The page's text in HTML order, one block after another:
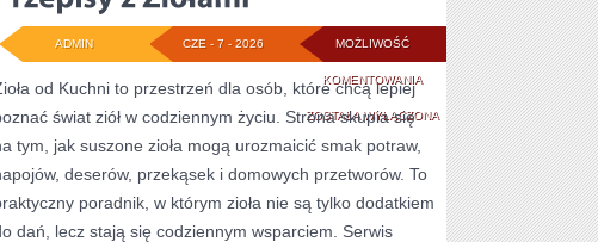
MOŻLIWOŚĆ
KOMENTOWANIAPRZEPISY
Z
ZIOŁAMI
ZOSTAŁA WYŁĄCZONA
CZE - 7 - 2026
ADMIN
od Kuchni to przestrzeń dla osób, które chcą lepiej
świat ziół w codziennym życiu. Strona skupia się
tym, jak suszone zioła mogą urozmaicić smak potraw,
deserów, przekąsek i domowych przetworów. To
poradnik, w którym zioła nie są tylko dodatkiem
dań, lecz stają się codziennym wsparciem. Serwis